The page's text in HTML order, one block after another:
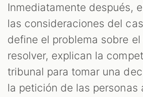
Inmediatamente después,
las consideraciones del
define el problema sobre el
resolver, explican la
tribunal para tomar una
la petición de las personas